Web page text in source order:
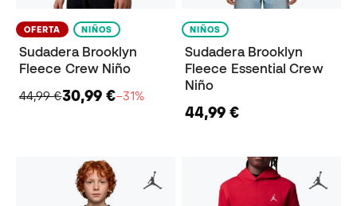
OFERTA NIÑOS
Sudadera Brooklyn
Fleece Crew Niño
44,99 €30,99 €−31%
NIÑOS
Sudadera Brooklyn
Fleece Essential Crew
Niño
44,99 €